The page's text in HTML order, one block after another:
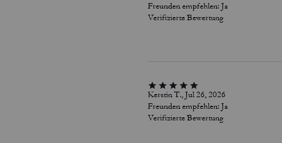
Freunden empfehlen: Ja
Verifizierte Bewertung
Kerstin T., Jul 26, 2026
Freunden empfehlen: Ja
Verifizierte Bewertung